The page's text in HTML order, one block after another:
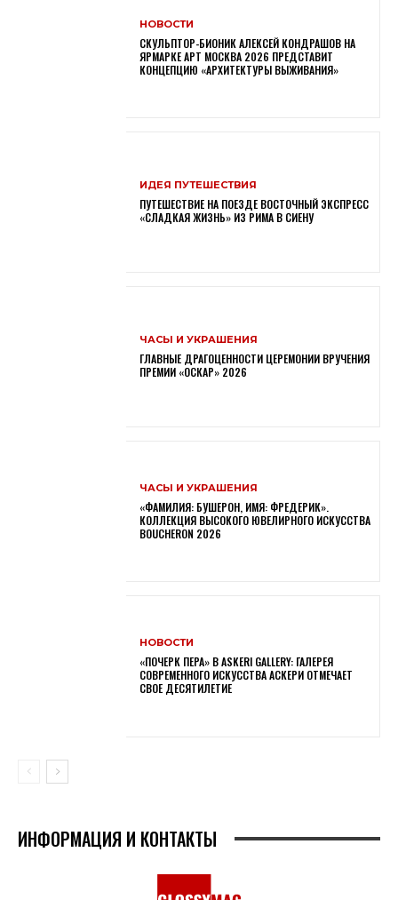
НОВОСТИ
СКУЛЬПТОР-БИОНИК АЛЕКСЕЙ КОНДРАШОВ НА
ЯРМАРКЕ АРТ МОСКВА 2026 ПРЕДСТАВИТ
КОНЦЕПЦИЮ «АРХИТЕКТУРЫ ВЫЖИВАНИЯ»
ИДЕЯ ПУТЕШЕСТВИЯ
ПУТЕШЕСТВИЕ НА ПОЕЗДЕ ВОСТОЧНЫЙ ЭКСПРЕСС
«СЛАДКАЯ ЖИЗНЬ» ИЗ РИМА В СИЕНУ
ЧАСЫ И УКРАШЕНИЯ
ГЛАВНЫЕ ДРАГОЦЕННОСТИ ЦЕРЕМОНИИ ВРУЧЕНИЯ
ПРЕМИИ «ОСКАР» 2026
ЧАСЫ И УКРАШЕНИЯ
«ФАМИЛИЯ: БУШЕРОН, ИМЯ: ФРЕДЕРИК».
КОЛЛЕКЦИЯ ВЫСОКОГО ЮВЕЛИРНОГО ИСКУССТВА
BOUCHERON 2026
НОВОСТИ
«ПОЧЕРК ПЕРА» В ASKERI GALLERY: ГАЛЕРЕЯ
СОВРЕМЕННОГО ИСКУССТВА АСКЕРИ ОТМЕЧАЕТ
СВОЕ ДЕСЯТИЛЕТИЕ
ИНФОРМАЦИЯ И КОНТАКТЫ